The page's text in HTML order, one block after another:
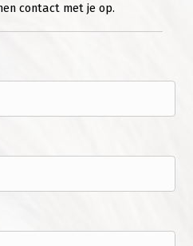
contact met je op.